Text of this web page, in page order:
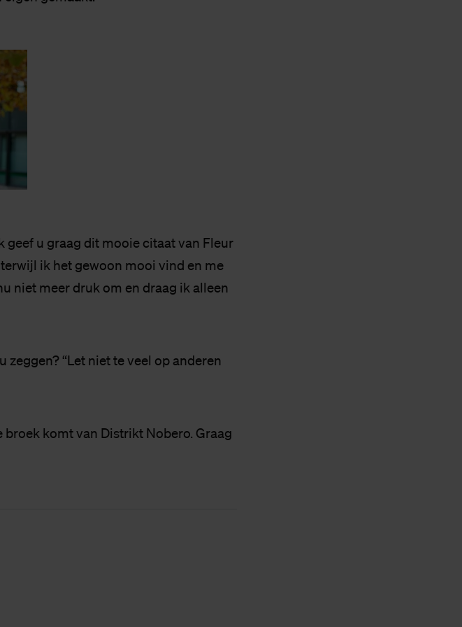
geef u graag dit mooie citaat van Fleur
ik het gewoon mooi vind en me
niet meer druk om en draag ik alleen
zeggen? “Let niet te veel op anderen
komt van Distrikt Nobero. Graag